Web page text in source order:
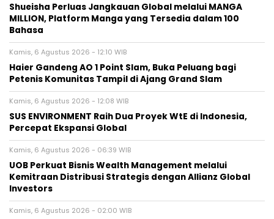
Shueisha Perluas Jangkauan Global melalui MANGA
MILLION, Platform Manga yang Tersedia dalam 100
Bahasa
Kamis, 6 Agustus 2026 - 12:10 WIB
Haier Gandeng AO 1 Point Slam, Buka Peluang bagi
Petenis Komunitas Tampil di Ajang Grand Slam
Kamis, 6 Agustus 2026 - 12:08 WIB
SUS ENVIRONMENT Raih Dua Proyek WtE di Indonesia,
Percepat Ekspansi Global
Kamis, 6 Agustus 2026 - 06:39 WIB
UOB Perkuat Bisnis Wealth Management melalui
Kemitraan Distribusi Strategis dengan Allianz Global
Investors
Kamis, 6 Agustus 2026 - 02:00 WIB